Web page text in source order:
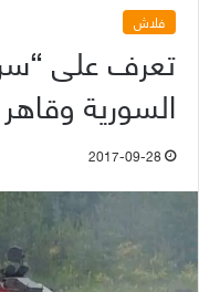
فلاش
تعرف على
السورية
2017-09-28